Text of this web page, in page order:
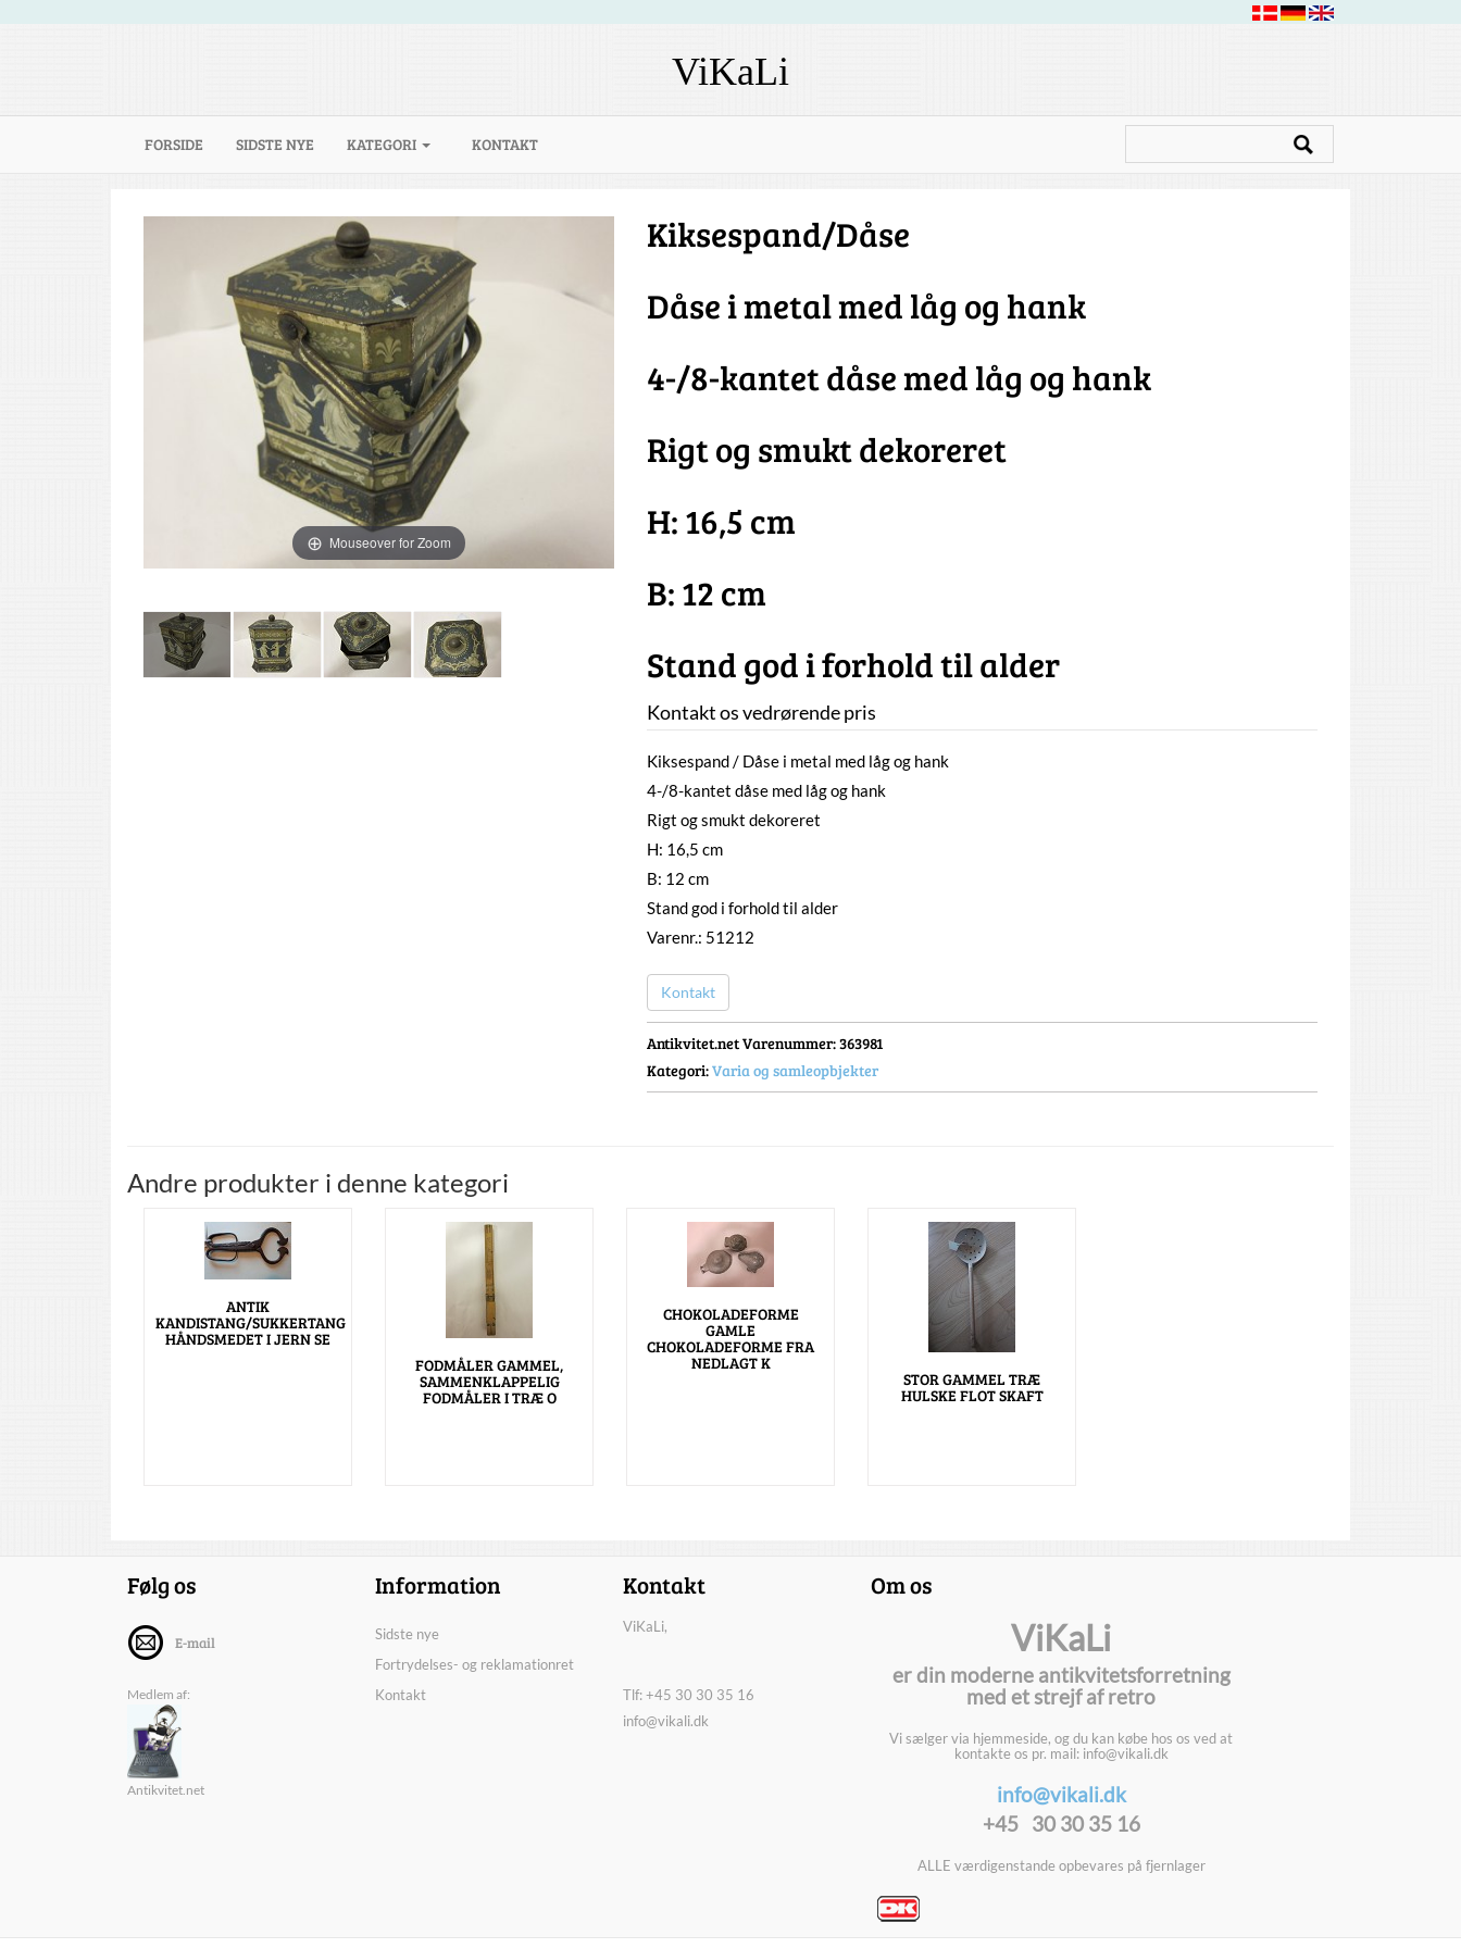
ViKaLi
FORSIDE (CURRENT)
SIDSTE NYE KATEGORI KONTAKT
Mouseover for Zoom
Kiksespand/Dåse
Dåse i metal med låg og hank
4-/8-kantet dåse med låg og hank
Rigt og smukt dekoreret
H: 16,5 cm
B: 12 cm
Stand god i forhold til alder
Kontakt os vedrørende pris
Kiksespand / Dåse i metal med låg og hank
4-/8-kantet dåse med låg og hank
Rigt og smukt dekoreret
H: 16,5 cm
B: 12 cm
Stand god i forhold til alder
Varenr.: 51212
Kontakt
Antikvitet.net Varenummer: 363981
Kategori:Varia og samleopbjekter
Andre produkter i denne kategori
ANTIK
KANDISTANG/SUKKERTANG
HÅNDSMEDET I JERN SE
FODMÅLER GAMMEL,
SAMMENKLAPPELIG
FODMÅLER I TRÆ O
CHOKOLADEFORME
GAMLE
CHOKOLADEFORME FRA
NEDLAGT K
STOR GAMMEL TRÆ
HULSKE FLOT SKAFT
Følg os
E-mail
Medlem af:
Antikvitet.net
Information
Sidste nye
Fortrydelses- og reklamationret
Kontakt
Kontakt
ViKaLi,
Tlf: +45 30 30 35 16
info@vikali.dk
Om os
ViKaLi
er din moderne antikvitetsforretning
med et strejf af retro
Vi sælger via hjemmeside, og du kan købe hos os ved at
kontakte os pr. mail: info@vikali.dk
info@vikali.dk
+45 30 30 35 16
ALLE værdigenstande opbevares på fjernlager